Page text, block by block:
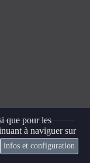
que pour les
à naviguer sur
infos et configuration